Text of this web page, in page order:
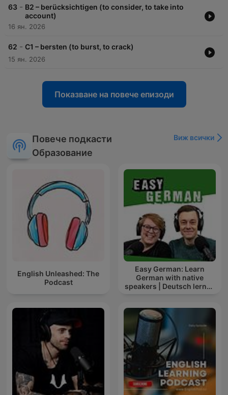
63 - B2 – berücksichtigen (to consider, to take into
account)
16 ян. 2026
62 - C1 – bersten (to burst, to crack)
15 ян. 2026
Показване на повече епизоди
Повече подкасти
Образование
Виж всички
English Unleashed: The
Podcast
Easy German: Learn
German with native
speakers | Deutsch lernen